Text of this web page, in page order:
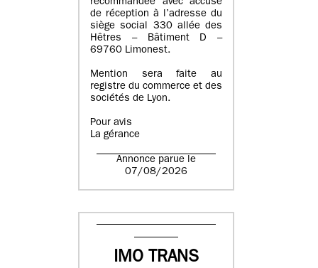
recommandée avec accusé
de réception à l’adresse du
siège social 330 allée des
Hêtres – Bâtiment D –
69760 Limonest.
Mention sera faite au
registre du commerce et des
sociétés de Lyon.
Pour avis
La gérance
Annonce parue le
07/08/2026
IMO TRANS